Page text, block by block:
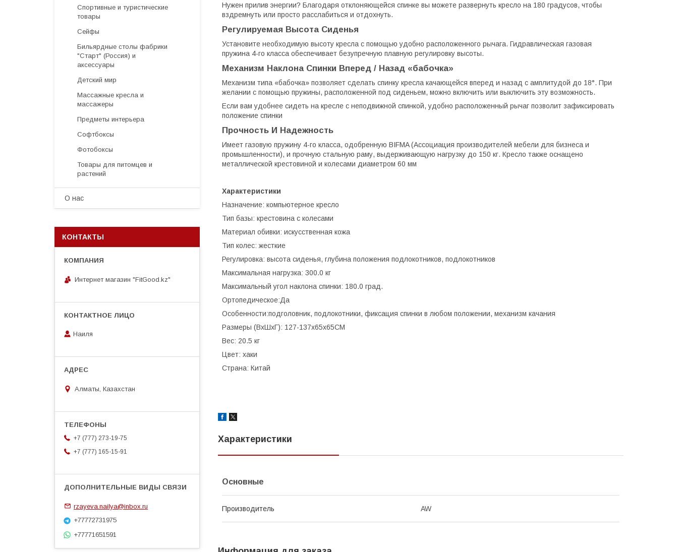
Нужен прилив энергии? Благодаря отклоняющейся спинке вы можете развернуть кресло на 180 градусов, чтобы
вздремнуть или просто расслабиться и отдохнуть.
Регулируемая Высота Сиденья
Установите необходимую высоту кресла с помощью удобно расположенного рычага. Гидравлическая газовая
пружина 4-го класса обеспечивает безупречную плавную регулировку высоты.
Механизм Наклона Спинки Вперед / Назад «бабочка»
Механизм типа «бабочка» позволяет сделать спинку кресла качающейся вперед и назад с амплитудой до 18°. При
желании с помощью пружины, расположенной под сиденьем, можно включить или выключить эту возможность.
Если вам удобнее сидеть на кресле с неподвижной спинкой, удобно расположенный рычаг позволит зафиксировать
положение спинки
Прочность И Надежность
Имеет газовую пружину 4-го класса, одобренную BIFMA (Ассоциация производителей мебели для бизнеса и
промышленности), и прочную стальную раму, выдерживающую нагрузку до 150 кг. Кресло также оснащено
металлической крестовиной и колесами диаметром 60 мм
Характеристики
Назначение: компьютерное кресло
Тип базы: крестовина с колесами
Материал обивки: искусственная кожа
Тип колес: жесткие
Регулировка: высота сиденья, глубина положения подлокотников, подлокотников
Максимальная нагрузка: 300.0 кг
Максимальный угол наклона спинки: 180.0 град.
Ортопедическое:Да
Особенности:подголовник, подлокотники, фиксация спинки в любом положении, механизм качания
Размеры (ВxШxГ): 127-137х65х65CM
Вес: 20.5 кг
Цвет: хаки
Страна: Китай
Характеристики
Основные
Производитель AW
Спортивные и туристические
товары
Сейфы
Бильярдные столы фабрики
"Cтарт" (Россия) и
аксессуары
Детский мир
Массажные кресла и
массажеры
Предметы интерьера
Софтбоксы
Фотобоксы
Товары для питомцев и
растений
О нас
КОНТАКТЫ
Интернет магазин "FitGood.kz"
Наиля
Алматы, Казахстан
+7 (777) 273-19-75
+7 (777) 165-15-91
rzayeva.nailya@inbox.ru
+77772731975
+77771651591